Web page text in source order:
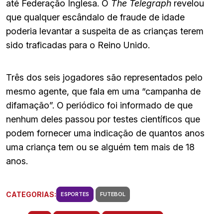
até Federação Inglesa. O The Telegraph revelou
que qualquer escândalo de fraude de idade
poderia levantar a suspeita de as crianças terem
sido traficadas para o Reino Unido.
Três dos seis jogadores são representados pelo
mesmo agente, que fala em uma “campanha de
difamação”. O periódico foi informado de que
nenhum deles passou por testes científicos que
podem fornecer uma indicação de quantos anos
uma criança tem ou se alguém tem mais de 18
anos.
CATEGORIAS: ESPORTES FUTEBOL